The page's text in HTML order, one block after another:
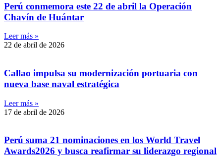
Perú conmemora este 22 de abril la Operación
Chavín de Huántar
Leer más »
22 de abril de 2026
Callao impulsa su modernización portuaria con
nueva base naval estratégica
Leer más »
17 de abril de 2026
Perú suma 21 nominaciones en los World Travel
Awards2026 y busca reafirmar su liderazgo regional